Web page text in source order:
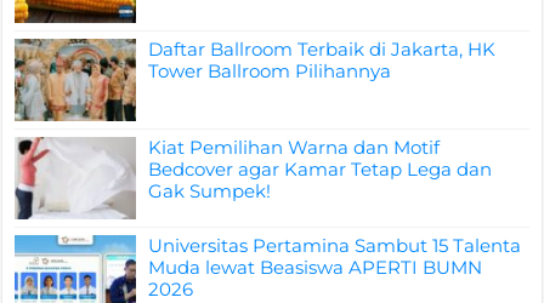
Daftar Ballroom Terbaik di Jakarta, HK
Tower Ballroom Pilihannya
Kiat Pemilihan Warna dan Motif
Bedcover agar Kamar Tetap Lega dan
Gak Sumpek!
Universitas Pertamina Sambut 15 Talenta
Muda lewat Beasiswa APERTI BUMN
2026